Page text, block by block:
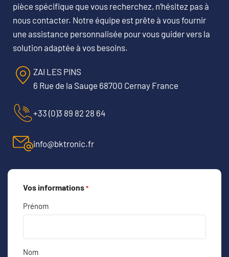
pièce spécifique que vous recherchez, n’hésitez pas à
nous contacter. Notre équipe est prête à vous fournir
une assistance personnalisée pour vous guider vers la
solution adaptée à vos besoins.
ZAI LES PINS
6 Rue de la Sauge 68700 Cernay France
+33 (0)3 89 82 28 64
info@bktronic.fr
Vos informations *
Prénom
Nom